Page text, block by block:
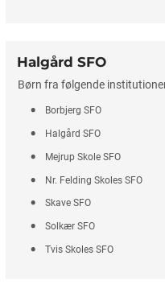
Halgård SFO
Børn fra følgende
Borbjerg SFO
Halgård SFO
Mejrup Skole SFO
Nr. Felding Skoles SFO
Skave SFO
Solkær SFO
Tvis Skoles SFO